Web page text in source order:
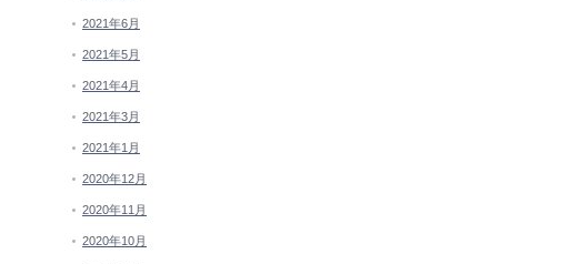
2021年6月
2021年5月
2021年4月
2021年3月
2021年1月
2020年12月
2020年11月
2020年10月